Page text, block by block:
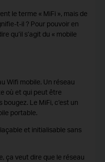
le terme « MiFi », mais de
t-il ? Pour pouvoir en
qu’il s’agit du « mobile
Wifi mobile. Un réseau
où et qui peut être
Le MiFi, c’est un
portable.
et initialisable sans
ça veut dire que le réseau